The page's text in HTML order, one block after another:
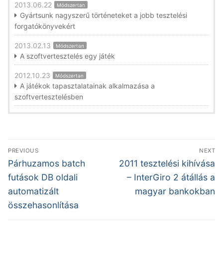
2013.06.22 Módszertan
Gyártsunk nagyszerű történeteket a jobb tesztelési
forgatókönyvekért
2013.02.13 Módszertan
A szoftvertesztelés egy játék
2012.10.23 Módszertan
A játékok tapasztalatainak alkalmazása a
szoftvertesztelésben
Bejegyzés
navigáció
PREVIOUS
Previous
post:
Párhuzamos batch
futások DB oldali
automatizált
összehasonlítása
NEXT
Next
post:
2011 tesztelési kihívása
– InterGiro 2 átállás a
magyar bankokban